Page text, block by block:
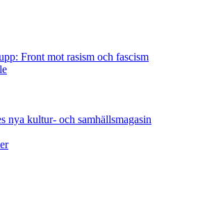
Front mot rasism och fascism
nya kultur- och samhällsmagasin